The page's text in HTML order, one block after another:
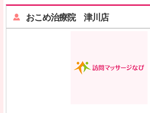
おこめ治療院 津川店